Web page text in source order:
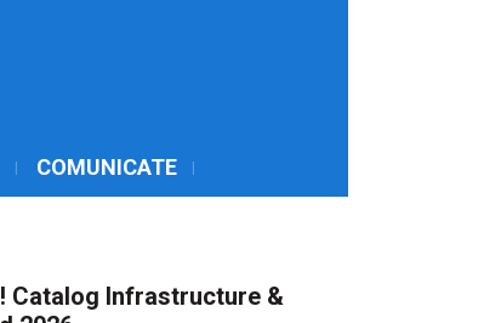
COMUNICATE
Catalog Infrastructure &